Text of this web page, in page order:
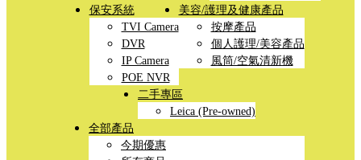
保安系統
TVI Camera
DVR
IP Camera
POE NVR
美容/護理及健康產品
按摩產品
個人護理/美容產品
風筒/空氣清新機
二手專區
Leica (Pre-owned)
全部產品
今期優惠